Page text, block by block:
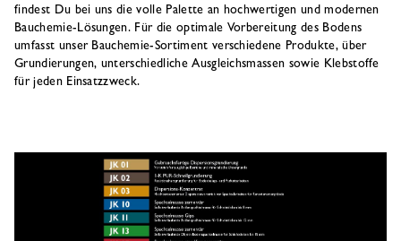
findest Du bei uns die volle Palette an hochwertigen und modernen
Bauchemie-Lösungen. Für die optimale Vorbereitung des Bodens
umfasst unser Bauchemie-Sortiment verschiedene Produkte, über
Grundierungen, unterschiedliche Ausgleichsmassen sowie Klebstoffe
für jeden Einsatzzweck.